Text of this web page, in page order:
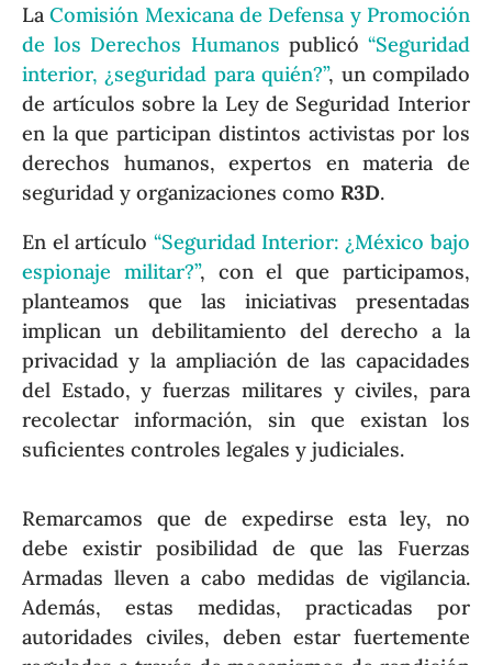
LaComisión Mexicana de Defensa y Promoción
de los Derechos Humanos publicó “Seguridad
interior, ¿seguridad para quién?”, un compilado
de artículos sobre la Ley de Seguridad Interior
en la que participan distintos activistas por los
derechos humanos, expertos en materia de
seguridad y organizaciones como R3D.
En el artículo “Seguridad Interior: ¿México bajo
espionaje militar?”, con el que participamos,
planteamos que las iniciativas presentadas
implican un debilitamiento del derecho a la
privacidad y la ampliación de las capacidades
del Estado, y fuerzas militares y civiles, para
recolectar información, sin que existan los
suficientes controles legales y judiciales.
Remarcamos que de expedirse esta ley, no
debe existir posibilidad de que las Fuerzas
Armadas lleven a cabo medidas de vigilancia.
Además, estas medidas, practicadas por
autoridades civiles, deben estar fuertemente